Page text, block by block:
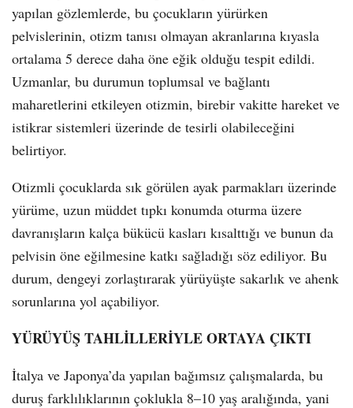
yapılan gözlemlerde, bu çocukların yürürken
pelvislerinin, otizm tanısı olmayan akranlarına kıyasla
ortalama 5 derece daha öne eğik olduğu tespit edildi.
Uzmanlar, bu durumun toplumsal ve bağlantı
maharetlerini etkileyen otizmin, birebir vakitte hareket ve
istikrar sistemleri üzerinde de tesirli olabileceğini
belirtiyor.
Otizmli çocuklarda sık görülen ayak parmakları üzerinde
yürüme, uzun müddet tıpkı konumda oturma üzere
davranışların kalça bükücü kasları kısalttığı ve bunun da
pelvisin öne eğilmesine katkı sağladığı söz ediliyor. Bu
durum, dengeyi zorlaştırarak yürüyüşte sakarlık ve ahenk
sorunlarına yol açabiliyor.
YÜRÜYÜŞ TAHLİLLERİYLE ORTAYA ÇIKTI
İtalya ve Japonya’da yapılan bağımsız çalışmalarda, bu
duruş farklılıklarının çoklukla 8–10 yaş aralığında, yani